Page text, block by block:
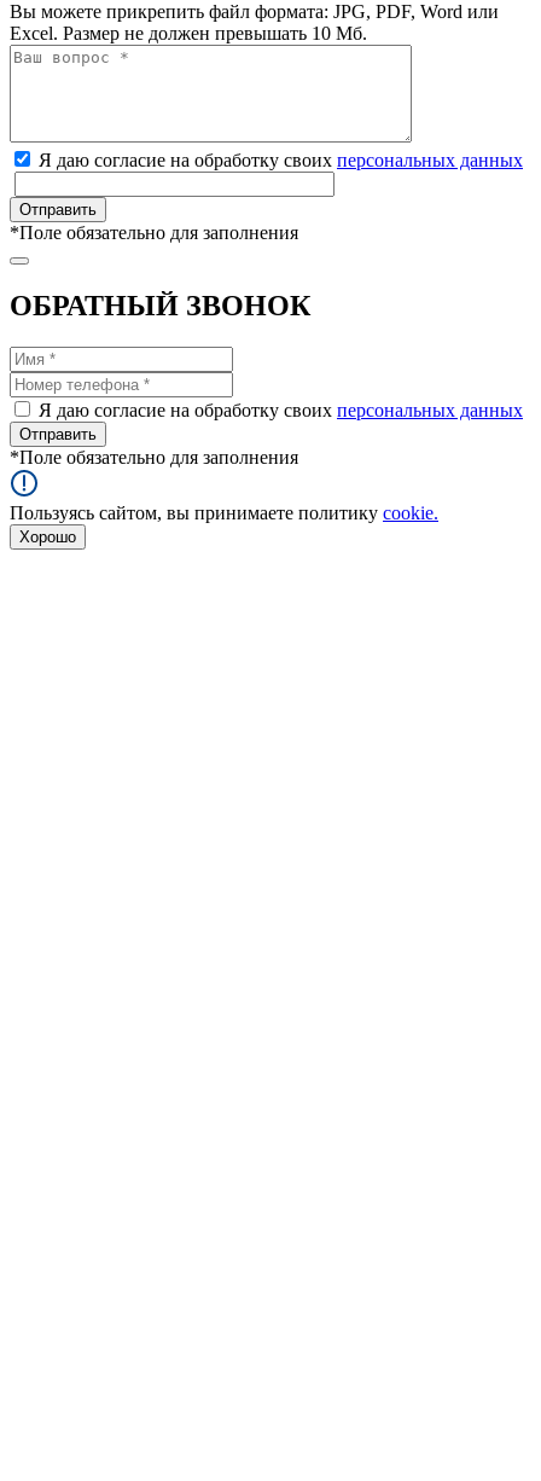
Вы можете прикрепить файл формата: JPG, PDF, Word или
Excel. Размер не должен превышать 10 Мб.
Я даю согласие на обработку своих персональных данных
*Поле обязательно для заполнения
ОБРАТНЫЙ ЗВОНОК
Я даю согласие на обработку своих персональных данных
*Поле обязательно для заполнения
Пользуясь сайтом, вы принимаете политику cookie.
Хорошо